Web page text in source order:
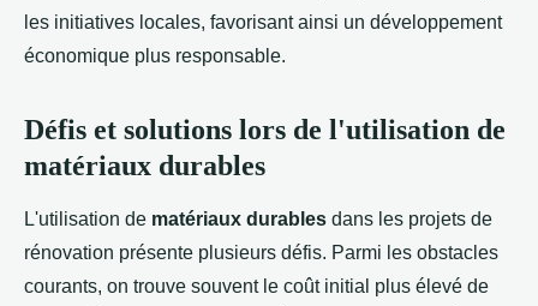
les initiatives locales, favorisant ainsi un développement
économique plus responsable.
Défis et solutions lors de l'utilisation de
matériaux durables
L'utilisation de matériaux durables dans les projets de
rénovation présente plusieurs défis. Parmi les obstacles
courants, on trouve souvent le coût initial plus élevé de